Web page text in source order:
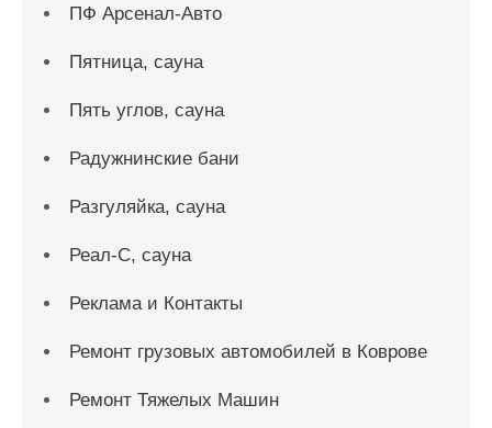
ПФ Арсенал-Авто
Пятница, сауна
Пять углов, сауна
Радужнинские бани
Разгуляйка, сауна
Реал-С, сауна
Реклама и Контакты
Ремонт грузовых автомобилей в Коврове
Ремонт Тяжелых Машин